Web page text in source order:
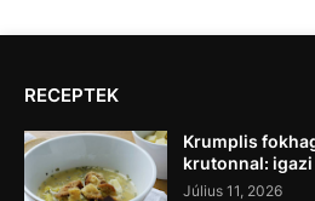
RECEPTEK
Krumplis
krutonnal:
Július 11, 2026